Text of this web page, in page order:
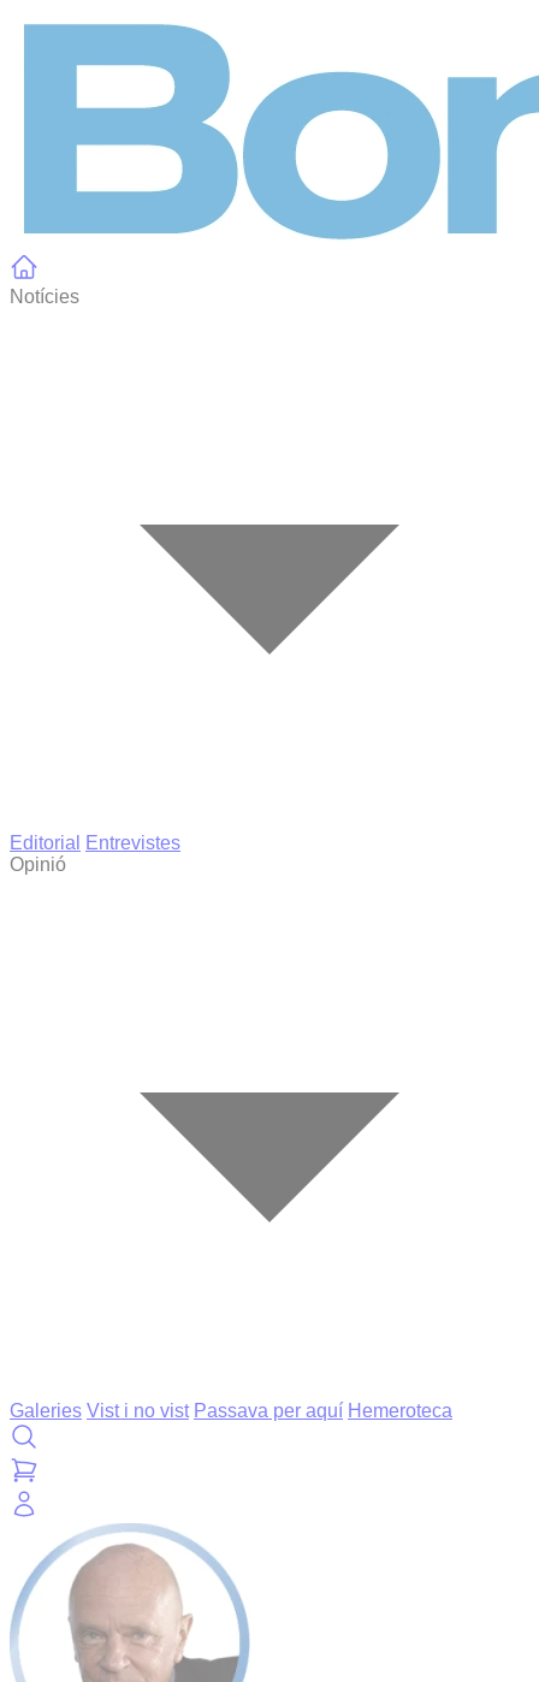
Notícies
Editorial
Entrevistes
Opinió
Galeries Vist i no vist Passava per aquí Hemeroteca